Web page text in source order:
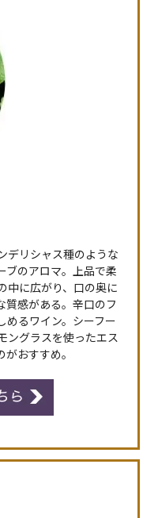
デリシャス種のような
ブのアロマ。上品で柔
中に広がり、口の奥に
質感がある。辛口のフ
めるワイン。シーフー
ングラスを使ったエス
おすすめ。